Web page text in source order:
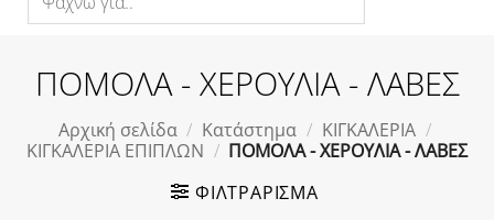
για..
ΠΟΜΟΛΑ - ΧΕΡΟΥΛΙΑ - ΛΑΒΕΣ
Αρχική σελίδα / Κατάστημα / ΚΙΓΚΑΛΕΡΙΑ /
ΚΙΓΚΑΛΕΡΙΑ ΕΠΙΠΛΩΝ / ΠΟΜΟΛΑ - ΧΕΡΟΥΛΙΑ - ΛΑΒΕΣ
ΦΙΛΤΡΆΡΙΣΜΑ